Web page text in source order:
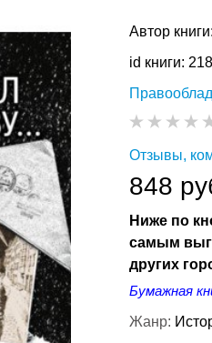
Автор книги:
id книги:
Отзывы,
848
Ниже по
самым
других
Бумажная
Жанр: